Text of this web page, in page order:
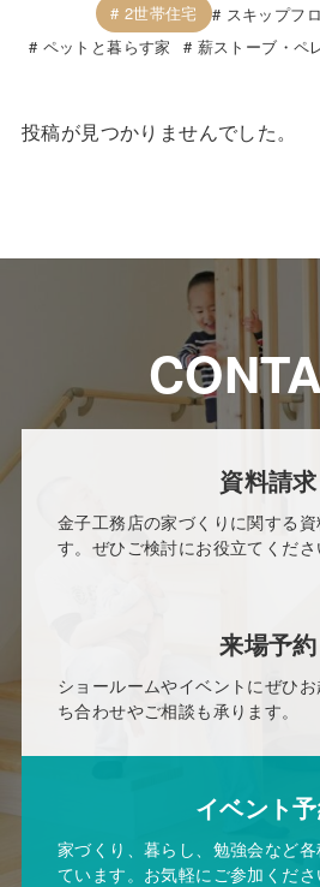
2世帯住宅
スキップフ
ペットと暮らす家
薪ストーブ・ペ
投稿が見つかりませんでした。
資料請求
金子工務店の家づくりに関する
す。ぜひご検討にお役立てくださ
来場予約
ショールームやイベントにぜひ
ち合わせやご相談も承ります。
イベント
家づくり、暮らし、勉強会など
ています。お気軽にご参加くださ